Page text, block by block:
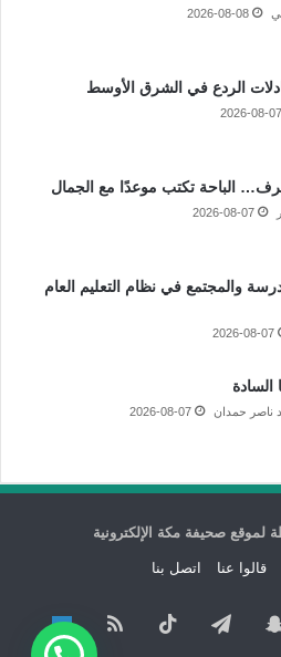
2026-08-08
الردع في الشرق الأوسط
2026-08-07
الباحة تكتب موعدًا مع الجمال
2026-08-07
والمجتمع في نظام التعليم العام
2026-08-07
السادة
ناصر حمدان 2026-08-07
صحيفة مكة الإلكترونية
قالوا عنا اتصل بنا
سناب تيلقرام ‫TikTok ملخص